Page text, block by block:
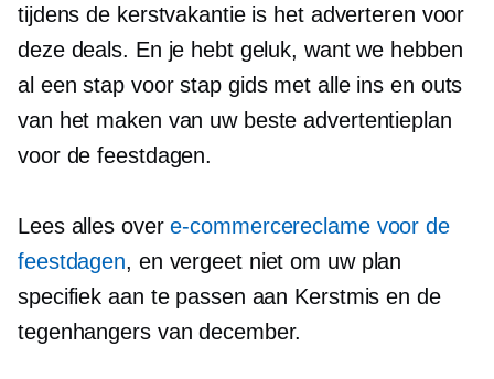
tijdens de kerstvakantie is het adverteren voor
deze deals. En je hebt geluk, want we hebben
al eenstap voor stapgids met alle ins en outs
van het maken van uw beste advertentieplan
voor de feestdagen.
Lees alles overe-commercereclame voor de
feestdagen, en vergeet niet om uw plan
specifiek aan te passen aan Kerstmis en de
tegenhangers van december.